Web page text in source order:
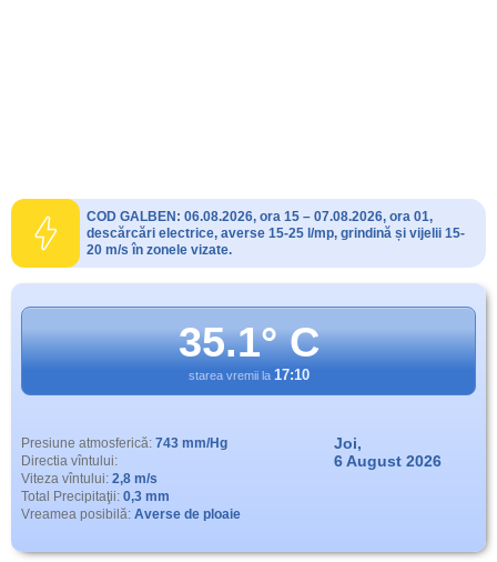
COD GALBEN: 06.08.2026, ora 15 – 07.08.2026, ora 01,
descărcări electrice, averse 15-25 l/mp, grindină și vijelii 15-
20 m/s în zonele vizate.
35.1° C
starea vremii la 17:10
Presiune atmosferică: 743 mm/Hg
Directia vîntului:
Viteza vîntului: 2,8 m/s
Total Precipitaţii: 0,3 mm
Vreamea posibilă: Averse de ploaie
Joi,
6 August 2026